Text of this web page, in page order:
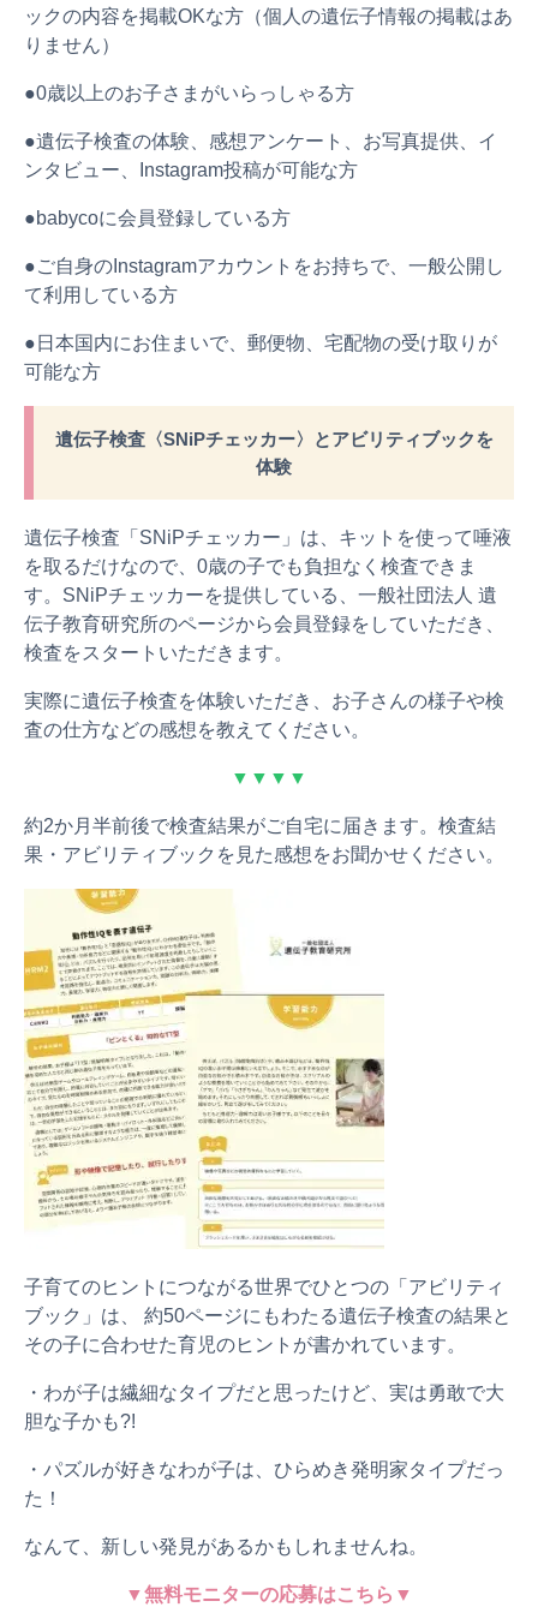
ックの内容を掲載OKな方（個人の遺伝子情報の掲載はあ
りません）
●0歳以上のお子さまがいらっしゃる方
●遺伝子検査の体験、感想アンケート、お写真提供、イ
ンタビュー、Instagram投稿が可能な方
●babycoに会員登録している方
●ご自身のInstagramアカウントをお持ちで、一般公開し
て利用している方
●日本国内にお住まいで、郵便物、宅配物の受け取りが
可能な方
遺伝子検査〈SNiPチェッカー〉とアビリティブックを
体験
遺伝子検査「SNiPチェッカー」は、キットを使って唾液
を取るだけなので、0歳の子でも負担なく検査できま
す。SNiPチェッカーを提供している、一般社団法人 遺
伝子教育研究所のページから会員登録をしていただき、
検査をスタートいただきます。
実際に遺伝子検査を体験いただき、お子さんの様子や検
査の仕方などの感想を教えてください。
▼▼▼▼
約2か月半前後で検査結果がご自宅に届きます。検査結
果・アビリティブックを見た感想をお聞かせください。
子育てのヒントにつながる世界でひとつの「アビリティ
ブック」は、 約50ページにもわたる遺伝子検査の結果と
その子に合わせた育児のヒントが書かれています。
・わが子は繊細なタイプだと思ったけど、実は勇敢で大
胆な子かも?!
・パズルが好きなわが子は、ひらめき発明家タイプだっ
た！
なんて、新しい発見があるかもしれませんね。
▼無料モニターの応募はこちら▼